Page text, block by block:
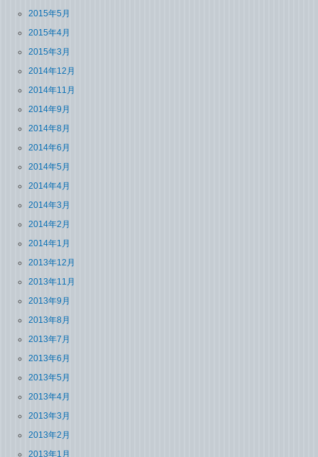
2015年5月
2015年4月
2015年3月
2014年12月
2014年11月
2014年9月
2014年8月
2014年6月
2014年5月
2014年4月
2014年3月
2014年2月
2014年1月
2013年12月
2013年11月
2013年9月
2013年8月
2013年7月
2013年6月
2013年5月
2013年4月
2013年3月
2013年2月
2013年1月